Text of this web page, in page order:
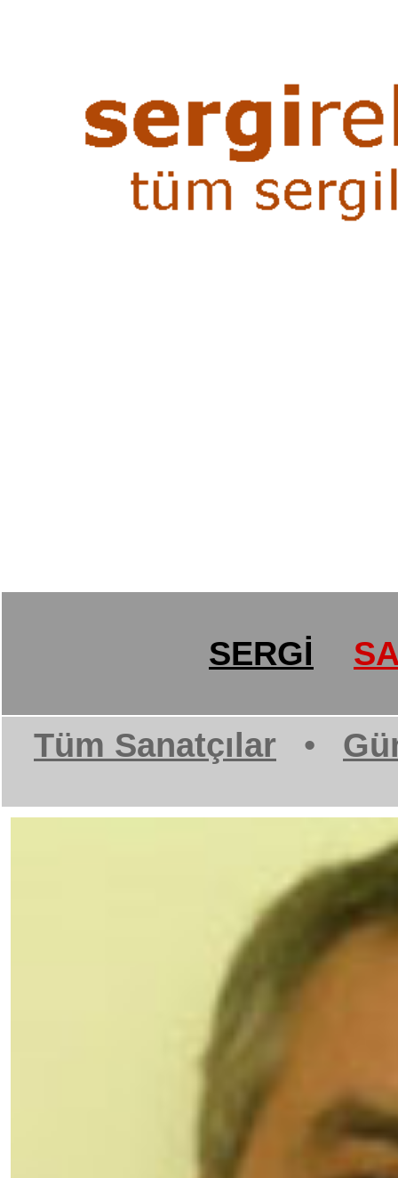
SERGİ
Tüm Sanatçılar •